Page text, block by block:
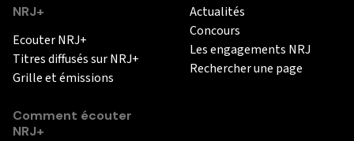
NRJ+
Ecouter NRJ+
Titres diffusés sur NRJ+
Grille et émissions
Comment écouter
NRJ+
Actualités
Concours
Les engagements NRJ
Rechercher une page